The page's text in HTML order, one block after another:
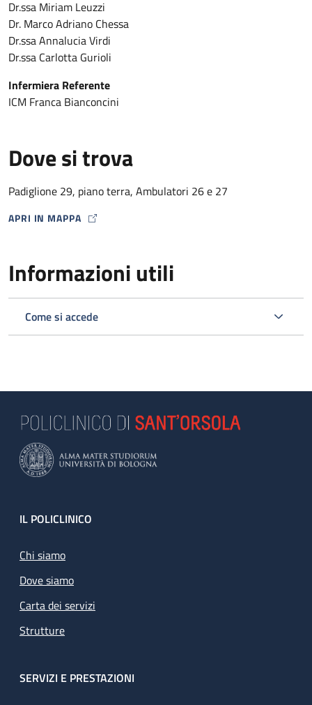
Dr.ssa Miriam Leuzzi
Dr. Marco Adriano Chessa
Dr.ssa Annalucia Virdi
Dr.ssa Carlotta Gurioli
Infermiera Referente
ICM Franca Bianconcini
Dove si trova
Padiglione 29, piano terra, Ambulatori 26 e 27
APRI IN MAPPA
MAP ICON
Informazioni utili
Come si accede
Footer
IL POLICLINICO
Chi siamo
Dove siamo
Carta dei servizi
Strutture
SERVIZI E PRESTAZIONI